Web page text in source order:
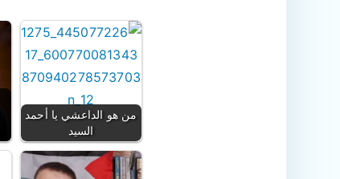
من هو الداعشي يا أحمد
السيد